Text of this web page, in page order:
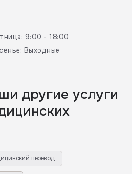
9:00 - 18:00
Выходные
другие услуги
перевод